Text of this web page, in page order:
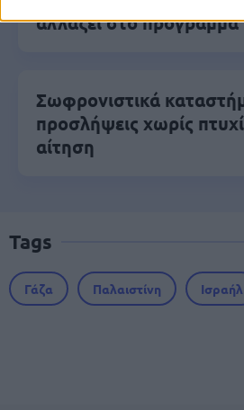
αλλάζει στο πρόγραμμα
Σωφρονιστικά
προσλήψεις χωρίς
αίτηση
Tags
Γάζα Παλαιστίνη Ισραήλ